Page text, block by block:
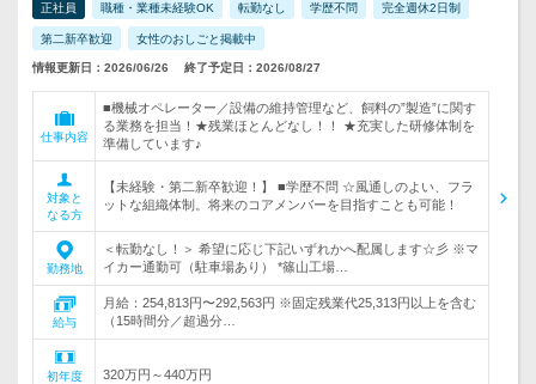
正社員 職種・業種未経験OK 転勤なし 学歴不問 完全週休2日制
第二新卒歓迎 女性のおしごと掲載中
情報更新日：2026/06/26 終了予定日：2026/08/27
仕事内容
■機械オペレーター／設備の維持管理など、飼料の”製造”に関す
る業務を担当！★残業ほとんどなし！！ ★充実した研修体制を
準備しています♪
対象と
なる方
【未経験・第二新卒歓迎！】 ■学歴不問 ☆風通しのよい、フラ
ットな組織体制。将来のコアメンバーを目指すことも可能！
勤務地
＜転勤なし！＞ 希望に応じ下記いずれかへ配属します☆彡 ※マ
イカー通勤可（駐車場あり） *篠山工場…
給与
月給：254,813円〜292,563円 ※固定残業代25,313円以上を含む
（15時間分／超過分…
初年度
320万円～440万円